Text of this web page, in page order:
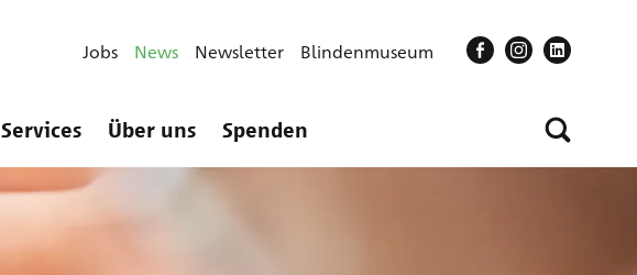
Services Über uns Spenden
Jobs News Newsletter Blindenmuseum